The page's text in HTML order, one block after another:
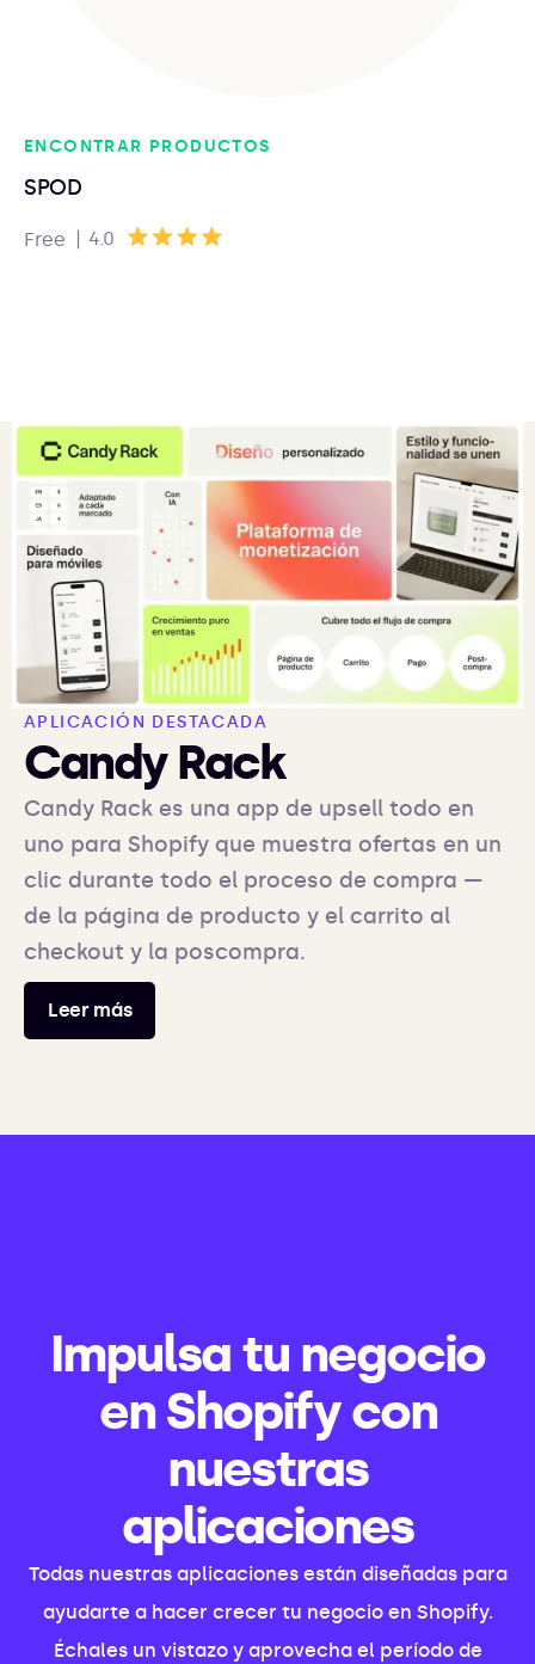
ENCONTRAR PRODUCTOS
SPOD
Free | 4.0
APLICACIÓN DESTACADA
Candy Rack
Candy Rack es una app de upsell todo en
uno para Shopify que muestra ofertas en un
clic durante todo el proceso de compra —
de la página de producto y el carrito al
checkout y la poscompra.
Leer más
Impulsa tu negocio
en Shopify con
nuestras
aplicaciones
Todas nuestras aplicaciones están diseñadas para
ayudarte a hacer crecer tu negocio en Shopify.
Échales un vistazo y aprovecha el período de